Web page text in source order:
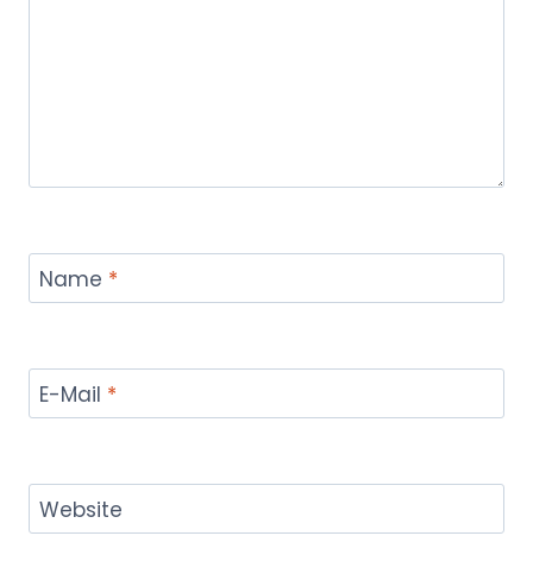
Name *
E-Mail *
Website